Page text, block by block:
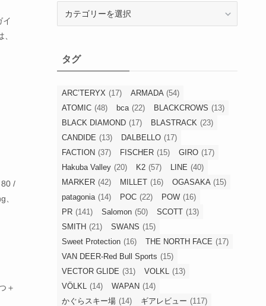
イ
/
＋
ータグ
ARC’TERYX (17) ARMADA (54)
ATOMIC (48) bca (22) BLACKCROWS (13)
BLACK DIAMOND (17) BLASTRACK (23)
CANDIDE (13) DALBELLO (17)
FACTION (37) FISCHER (15) GIRO (17)
Hakuba Valley (20) K2 (57) LINE (40)
MARKER (42) MILLET (16) OGASAKA (15)
patagonia (14) POC (22) POW (16)
PR (141) Salomon (50) SCOTT (13)
SMITH (21) SWANS (15)
Sweet Protection (16) THE NORTH FACE (17)
VAN DEER-Red Bull Sports (15)
VECTOR GLIDE (31) VOLKL (13)
VÖLKL (14) WAPAN (14)
かぐらスキー場 (14) ギアレビュー (117)